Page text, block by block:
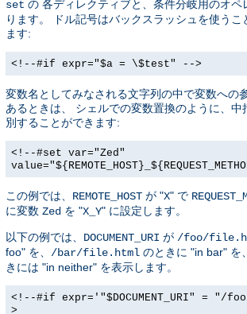
set の 各ディレクティブと、条件分岐用のオペ
ります。 ドル記号はバックスラッシュを使うこ
ます:
<!--#if expr="$a = \$test" -->
変数名としてみなされる文字列の中で変数への
あるときは、 シェルでの変数置換のように、中
別することができます:
<!--#set var="Zed"
この例では、 REMOTE_HOST が "X" で
に変数 Zed を "X_Y" に設定します。
以下の例では、 DOCUMENT_URI が /foo/
foo" を、 /bar/file.html のときに "in bar" を
きには "in neither" を表示します。
<!--#if expr='"$DOCUMENT_URI" =
>